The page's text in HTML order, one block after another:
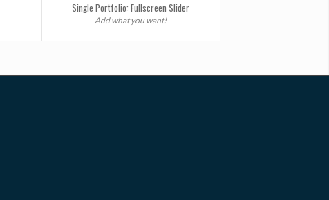
Single Portfolio: Fullscreen Slider
Add what you want!